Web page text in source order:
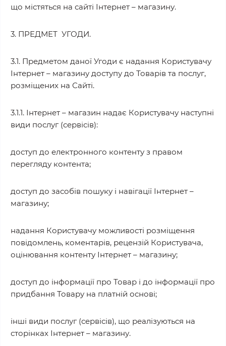
що містяться на сайті Інтернет – магазину.
3. ПРЕДМЕТ УГОДИ.
3.1. Предметом даної Угоди є надання Користувачу
Інтернет – магазину доступу до Товарів та послуг,
розміщених на Сайті.
3.1.1. Інтернет – магазин надає Користувачу наступні
види послуг (сервісів):
доступ до електронного контенту з правом
перегляду контента;
доступ до засобів пошуку і навігації Інтернет –
магазину;
надання Користувачу можливості розміщення
повідомлень, коментарів, рецензій Користувача,
оцінювання контенту Інтернет – магазину;
доступ до інформації про Товар і до інформації про
придбання Товару на платній основі;
інші види послуг (сервісів), що реалізуються на
сторінках Інтернет – магазину.